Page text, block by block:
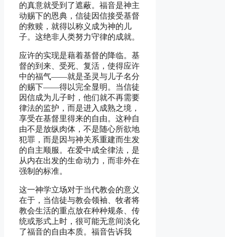
的真意就受到了遮蔽。福音是神主
动赐下的恩典，信徒因信接受基督
的救赎，就得以称义成为神的儿
子。这绝非人类努力守律的成就。
应许的实现是藉着基督的降临。基
督的到来、受死、复活，使得应许
中的福气——就是圣灵与儿子名分
的赐下——得以完全显明。当信徒
因信成为儿子时，他们就不再需要
律法的监护，而是进入成熟之境，
享受在基督里得来的自由。这种自
由不是放纵肉体，不是随心所欲地
犯罪，而是因与神关系重建而生发
的自主顺服。在爱中成全律法，是
从内在出发的生命动力，而非外在
强制的标准。
这一神学立场对于当代教会的意义
在于，当信徒与教会领袖、牧者将
教会生活的重点放在种种规条、传
统或形式上时，很可能无意间淡化
了福音的自由本质。福音告诉我